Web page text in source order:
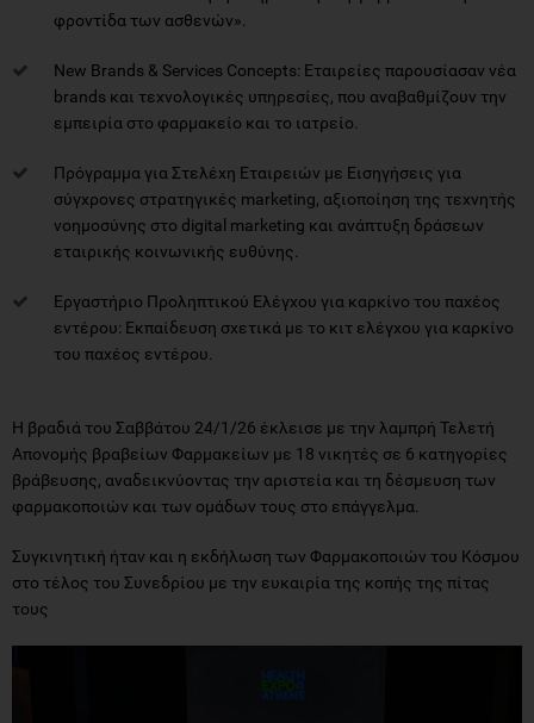
φροντίδα των ασθενών».
New Brands & Services Concepts: Εταιρείες παρουσίασαν νέα
brands και τεχνολογικές υπηρεσίες, που αναβαθμίζουν την
εμπειρία στο φαρμακείο και το ιατρείο.
Πρόγραμμα για Στελέχη Εταιρειών με Εισηγήσεις για
σύγχρονες στρατηγικές marketing, αξιοποίηση της τεχνητής
νοημοσύνης στο digital marketing και ανάπτυξη δράσεων
εταιρικής κοινωνικής ευθύνης.
Εργαστήριο Προληπτικού Ελέγχου για καρκίνο του παχέος
εντέρου: Εκπαίδευση σχετικά με το κιτ ελέγχου για καρκίνο
του παχέος εντέρου.
Η βραδιά του Σαββάτου 24/1/26 έκλεισε με την λαμπρή Τελετή
Απονομής βραβείων Φαρμακείων με 18 νικητές σε 6 κατηγορίες
βράβευσης, αναδεικνύοντας την αριστεία και τη δέσμευση των
φαρμακοποιών και των ομάδων τους στο επάγγελμα.
Συγκινητική ήταν και η εκδήλωση των Φαρμακοποιών του Κόσμου
στο τέλος του Συνεδρίου με την ευκαιρία της κοπής της πίτας
τους